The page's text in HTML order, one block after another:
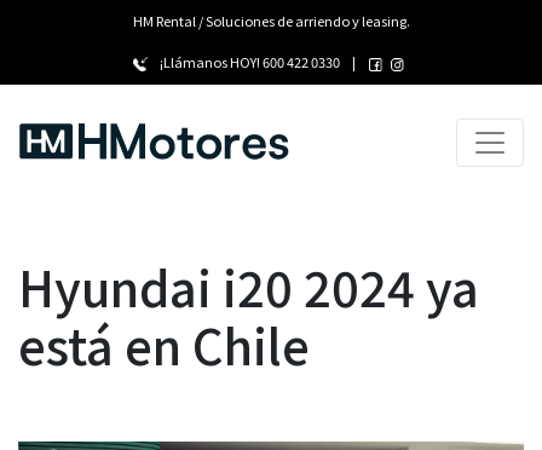
HM Rental / Soluciones de arriendo y leasing.
¡Llámanos HOY!600 422 0330 |
Hyundai i20 2024 ya
está en Chile